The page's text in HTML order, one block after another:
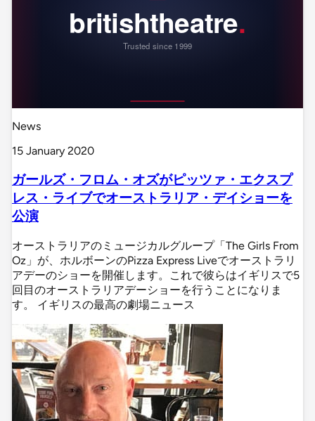
News
15 January 2020
ガールズ・フロム・オズがピッツァ・エクスプ
レス・ライブでオーストラリア・デイショーを
公演
オーストラリアのミュージカルグループ「The Girls From
Oz」が、ホルボーンのPizza Express Liveでオーストラリ
アデーのショーを開催します。これで彼らはイギリスで5
回目のオーストラリアデーショーを行うことになりま
す。 イギリスの最高の劇場ニュース